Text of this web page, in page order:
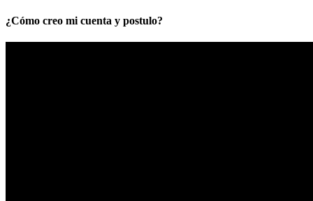
¿Cómo creo mi cuenta y postulo?